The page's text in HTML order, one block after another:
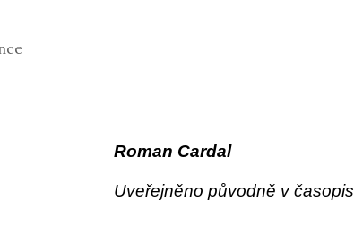
Roman Cardal
Uveřejněno původně v